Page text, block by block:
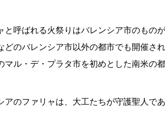
呼ばれる火祭りはバレンシア市のもの
どのバレンシア市以外の都市でも開催さ
マル・デ・プラタ市を初めとした南米の
のファリャは、大工たちが守護聖人で